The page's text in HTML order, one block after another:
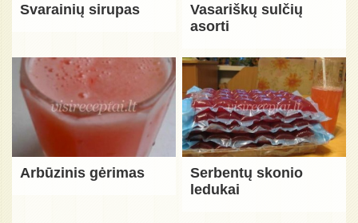
Svarainių sirupas
Vasariškų sulčių
asorti
Arbūzinis gėrimas
Serbentų skonio
ledukai